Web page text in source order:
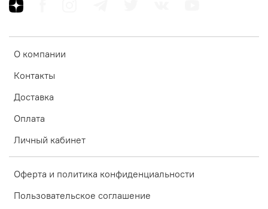
О компании
Контакты
Доставка
Оплата
Личный кабинет
Оферта и политика конфиденциальности
Пользовательское соглашение